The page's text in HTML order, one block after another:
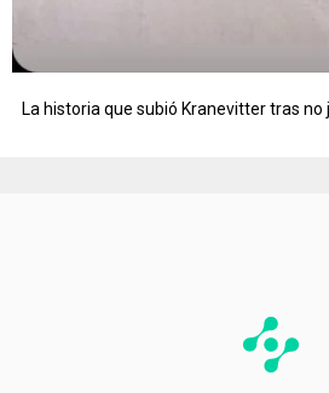
La historia que subió Kranevitter tras